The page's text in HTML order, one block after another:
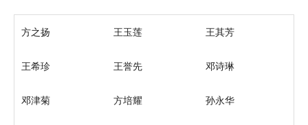
方之扬 王玉莲 王其芳
王希珍 王誉先 邓诗琳
邓津菊 方培耀 孙永华